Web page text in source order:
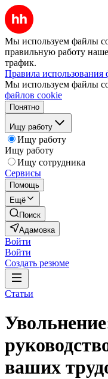
Мы используем файлы
правильную работу
трафик.
Правила использования
Мы используем файлы
файлов cookie
Понятно
Ищу работу
Ищу работу
Ищу работу
Ищу сотрудника
Сервисы
Помощь
Ещё
Поиск
Адамовка
Войти
Войти
Создать резюме
Статьи
ваших